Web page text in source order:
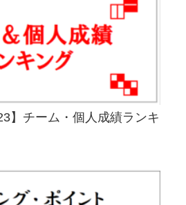
】チーム・個人成績ランキ